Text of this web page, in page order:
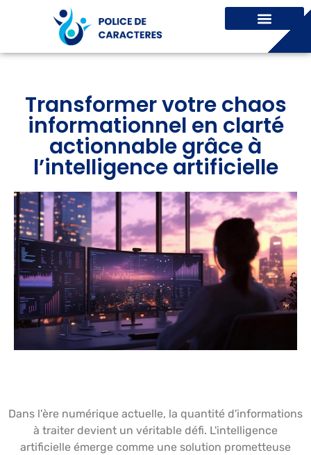
Transformer votre chaos
informationnel en clarté
actionnable grâce à
l’intelligence artificielle
Dans l'ère numérique actuelle, la quantité d'informations
à traiter devient un véritable défi. L'intelligence
artificielle émerge comme une solution prometteuse